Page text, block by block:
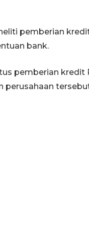
pemberian
bank.
pemberian kredit
perusahaan